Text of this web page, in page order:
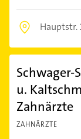
Hauptstr.
u.
Zahnärzte
ZAHNÄRZTE